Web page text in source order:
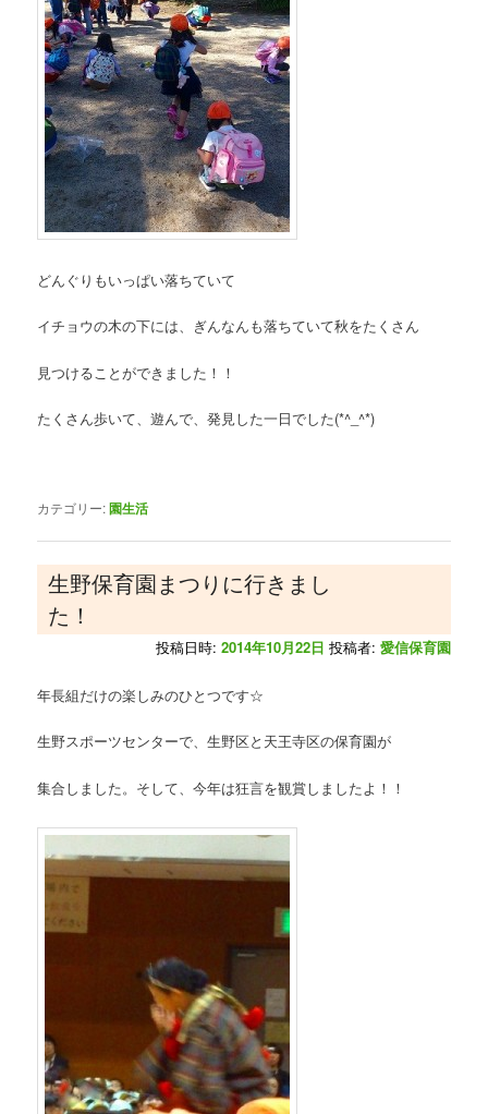
どんぐりもいっぱい落ちていて
イチョウの木の下には、ぎんなんも落ちていて秋をたくさん
見つけることができました！！
たくさん歩いて、遊んで、発見した一日でした(*^_^*)
カテゴリー:園生活
生野保育園まつりに行きまし
た！
投稿日時: 2014年10月22日 投稿者: 愛信保育園
年長組だけの楽しみのひとつです☆
生野スポーツセンターで、生野区と天王寺区の保育園が
集合しました。そして、今年は狂言を観賞しましたよ！！